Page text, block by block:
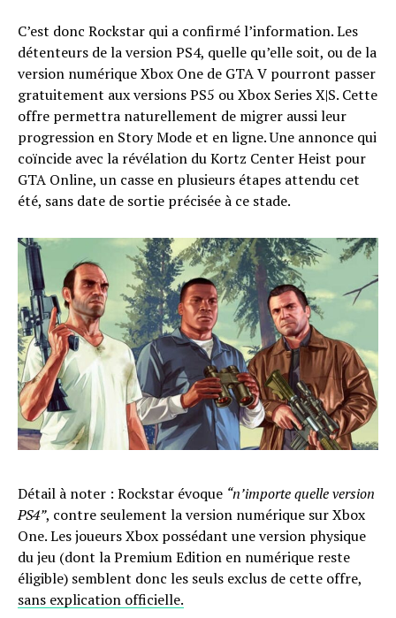
C’est donc Rockstar qui a confirmé l’information. Les
détenteurs de la version PS4, quelle qu’elle soit, ou de la
version numérique Xbox One de GTA V pourront passer
gratuitement aux versions PS5 ou Xbox Series X|S. Cette
offre permettra naturellement de migrer aussi leur
progression en Story Mode et en ligne. Une annonce qui
coïncide avec la révélation du Kortz Center Heist pour
GTA Online, un casse en plusieurs étapes attendu cet
été, sans date de sortie précisée à ce stade.
Détail à noter : Rockstar évoque “n’importe quelle version
PS4”, contre seulement la version numérique sur Xbox
One. Les joueurs Xbox possédant une version physique
du jeu (dont la Premium Edition en numérique reste
éligible) semblent donc les seuls exclus de cette offre,
sans explication officielle.